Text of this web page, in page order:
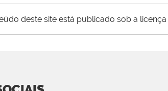
deste site está publicado sob a licença